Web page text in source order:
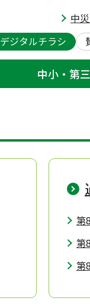
中
デジタルチラシ
中小・第
第
第
第